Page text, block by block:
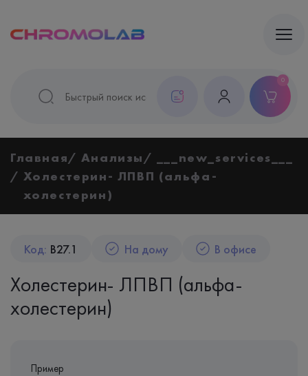
0
Главная Анализы
___new_services___
Холестерин- ЛПВП (альфа-
холестерин)
Код: B27.1 На дому В офисе
Холестерин- ЛПВП (альфа-
холестерин)
Пример